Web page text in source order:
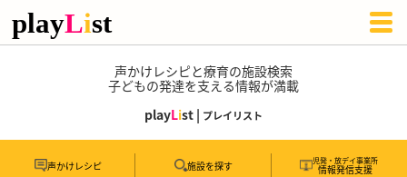
声かけレシピと療育の施設検索
子どもの発達を支える情報が満載
playList | プレイリスト
声かけレシピ 施設を探す 児発・放デイ事業所
情報発信支援